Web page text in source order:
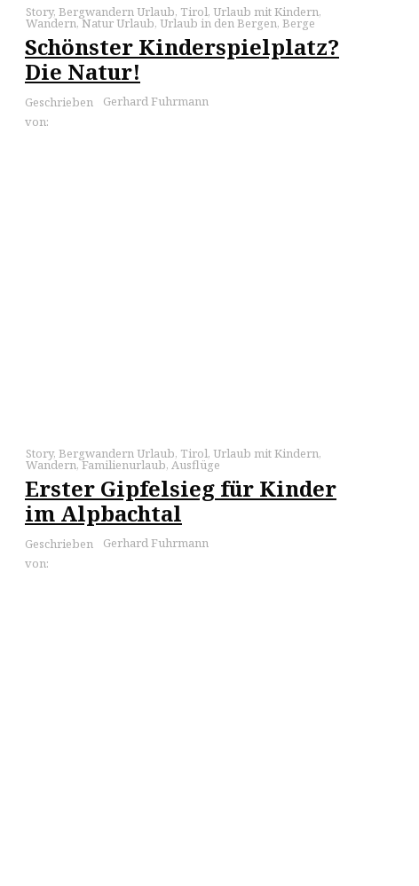
Story, Bergwandern Urlaub, Tirol, Urlaub mit Kindern,
Wandern,Natur Urlaub, Urlaub in den Bergen, Berge
Schönster Kinderspielplatz?
Die Natur!
Geschrieben
von:
Gerhard Fuhrmann
Story, Bergwandern Urlaub, Tirol, Urlaub mit Kindern,
Wandern,Familienurlaub, Ausflüge
Erster Gipfelsieg für Kinder
im Alpbachtal
Geschrieben
von:
Gerhard Fuhrmann